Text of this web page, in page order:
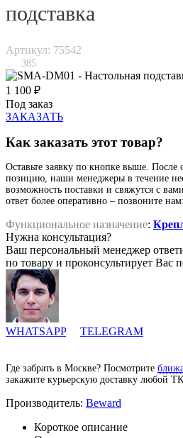
подставка
Артикул: 75542
385
1 100 ₽
Под заказ
ЗАКАЗАТЬ
Как заказать этот товар?
Оставьте заявку по кнопке выше. После
позицию, наши менеджеры в течение
возможность поставки и свяжутся с
ответ более оперативно – позвоните нам:
Функциональное назначение:
Нужна консультация?
Ваш персональный менеджер
по товару и проконсультирует Вас
WHATSAPP TELEGRAM
Где забрать в Москве? Посмотрите
закажите курьерскую доставку любой
Производитель: Beward
Короткое описание